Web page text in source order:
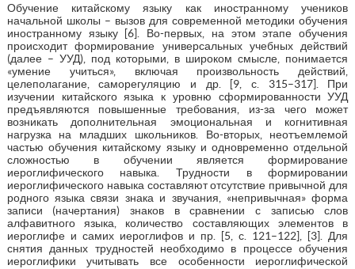
Обучение китайскому языку как иностранному учеников
начальной школы – вызов для современной методики обучения
иностранному языку [6]. Во-первых, на этом этапе обучения
происходит формирование универсальных учебных действий
(далее – УУД), под которыми, в широком смысле, понимается
«умение учиться», включая произвольность действий,
целеполагание, саморегуляцию и др. [9, с. 315–317]. При
изучении китайского языка к уровню сформированности УУД
предъявляются повышенные требования, из-за чего может
возникать дополнительная эмоциональная и когнитивная
нагрузка на младших школьников. Во-вторых, неотъемлемой
частью обучения китайскому языку и одновременно отдельной
сложностью в обучении является формирование
иероглифического навыка. Трудности в формировании
иероглифического навыка составляют отсутствие привычной для
родного языка связи знака и звучания, «непривычная» форма
записи (начертания) знаков в сравнении с записью слов
алфавитного языка, количество составляющих элементов в
иероглифе и самих иероглифов и пр. [5, с. 121–122], [3]. Для
снятия данных трудностей необходимо в процессе обучения
иероглифики учитывать все особенности иероглифической